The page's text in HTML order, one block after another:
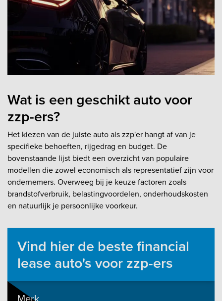
Wat is een geschikt auto voor
zzp-ers?
Het kiezen van de juiste auto als zzp'er hangt af van je
specifieke behoeften, rijgedrag en budget. De
bovenstaande lijst biedt een overzicht van populaire
modellen die zowel economisch als representatief zijn voor
ondernemers. Overweeg bij je keuze factoren zoals
brandstofverbruik, belastingvoordelen, onderhoudskosten
en natuurlijk je persoonlijke voorkeur.​
Vind hier de beste financial
lease auto's voor zzp-ers